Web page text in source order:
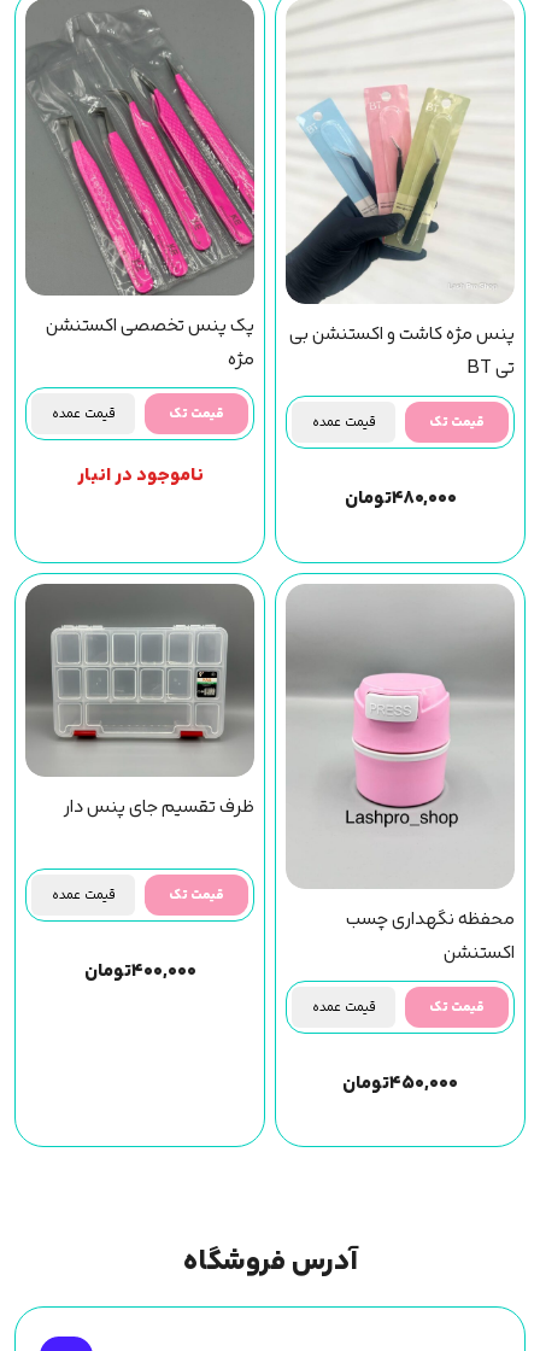
پنس مژه کاشت و اکستنشن بی
تی BT
قیمت تک قیمت عمده
۴۸۰,۰۰۰تومان
پک پنس تخصصی اکستنشن
مژه
قیمت تک قیمت عمده
ناموجود در انبار
محفظه نگهداری چسب
اکستنشن
قیمت تک قیمت عمده
۴۵۰,۰۰۰تومان
ظرف تقسیم جای پنس دار
قیمت تک قیمت عمده
۴۰۰,۰۰۰تومان
آدرس فروشگاه